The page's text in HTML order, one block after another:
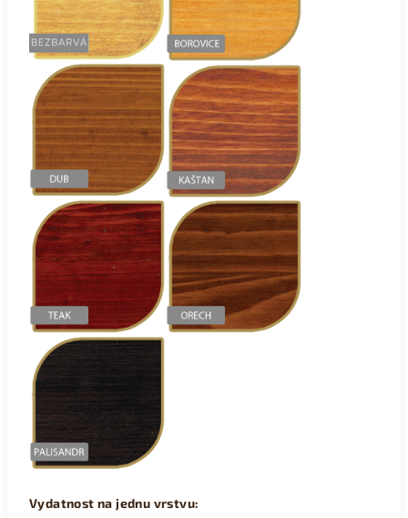
Vydatnost na jednu vrstvu: